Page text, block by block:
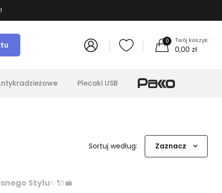
0 Twój koszyk:
0,00 zł
Plecaki USB
Sortuj według: Zaznacz
Stylu✨🔌💼